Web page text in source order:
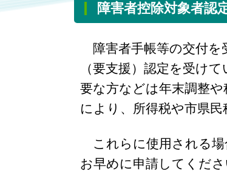
障害者控除対象者認
障害者手帳等の交付を
（要支援）認定を受け
要な方などは年末調整
により、所得税や市県
これらに使用される場
お早めに申請してくださ